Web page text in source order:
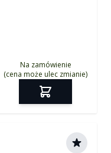
Na zamówienie
(cena może ulec zmianie)